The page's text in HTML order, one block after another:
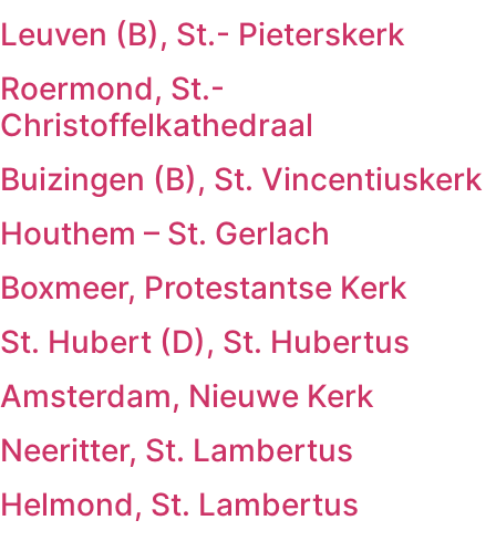
Leuven (B), St.- Pieterskerk
Roermond, St.-
Christoffelkathedraal
Buizingen (B), St. Vincentiuskerk
Houthem – St. Gerlach
Boxmeer, Protestantse Kerk
St. Hubert (D), St. Hubertus
Amsterdam, Nieuwe Kerk
Neeritter, St. Lambertus
Helmond, St. Lambertus